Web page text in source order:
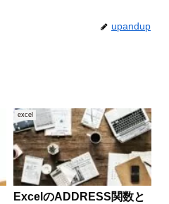
upandup
excel
ExcelのADDRESS関数と